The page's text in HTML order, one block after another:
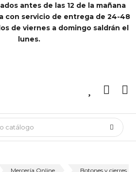
antes de las 12 de la mañana
con servicio de entrega de 24-48
de viernes a domingo saldrán el
lunes.
Mercería Online Botones y cierres